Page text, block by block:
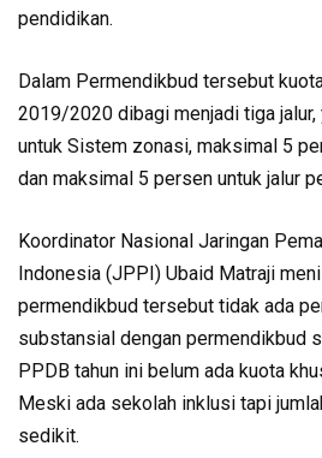
pendidikan.
Dalam Permendikbud tersebut
2019/2020 dibagi menjadi tiga
untuk Sistem zonasi, maksimal 5
dan maksimal 5 persen untuk jalur
Koordinator Nasional Jaringan
Indonesia (JPPI) Ubaid Matraji
permendikbud tersebut tidak ada
substansial dengan permendikbud
PPDB tahun ini belum ada kuota
Meski ada sekolah inklusi tapi
sedikit.